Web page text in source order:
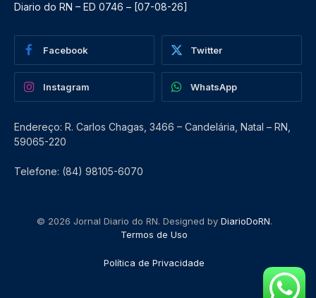
Diario do RN – ED 0746 – [07-08-26]
Facebook Twitter
Instagram WhatsApp
Endereço: R. Carlos Chagas, 3466 – Candelária, Natal – RN,
59065-220
Telefone: (84) 98105-6070
© 2026 Jornal Diario do RN. Designed by DiarioDoRN.
Termos de Uso
Política de Privacidade